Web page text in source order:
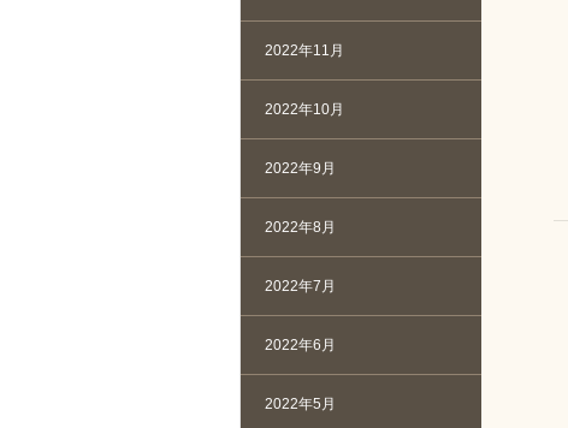
2022年11月
2022年10月
2022年9月
2022年8月
2022年7月
2022年6月
2022年5月